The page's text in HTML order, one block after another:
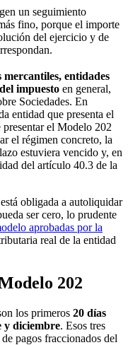
un seguimiento
fino, porque el importe
del ejercicio y de
mercantiles, entidades
impuesto en general,
Sociedades. En
entidad que presenta el
presentar el Modelo 202
el régimen concreto, la
estuviera vencido y, en
del artículo 40.3 de la
obligada a autoliquidar
ser cero, lo prudente
aprobadas por la
real de la entidad
202
los primeros 20 días
y diciembre. Esos tres
pagos fraccionados del